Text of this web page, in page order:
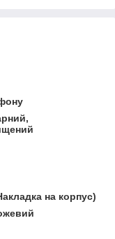
на корпус)